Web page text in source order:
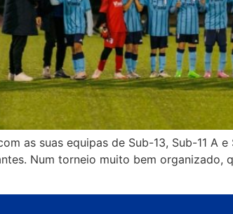
as suas equipas de Sub-13, Sub-11 A
Num torneio muito bem